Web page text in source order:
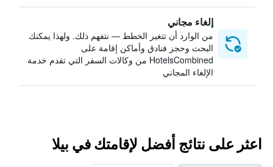
إلغاء مجاني
من الوارد أن تتغير الخطط — نتفهم ذلك. ولهذا يمكنك
البحث وحجز فنادق وأماكن إقامة على
HotelsCombined من وكالات السفر التي تقدم خدمة
الإلغاء المجاني
اعثر على نتائج أفضل لإقامتك في بيلا